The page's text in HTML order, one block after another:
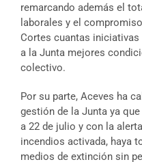
remarcando además el
laborales y el
Cortes cuantas
a la Junta mejores
colectivo.
Por su parte, Aceves ha
gestión de la Junta ya
a 22 de julio y con la
incendios activada, haya
medios de extinción sin